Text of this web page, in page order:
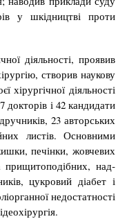
у шкідництві проти
діяльності, проявив
створив наукову
хірургічної діяльності
докторів і 42 кандидати
23 авторських
листів. Основними
печінки, жовчевих
прищитоподібних, над­
цукровий діабет і
недос­татності